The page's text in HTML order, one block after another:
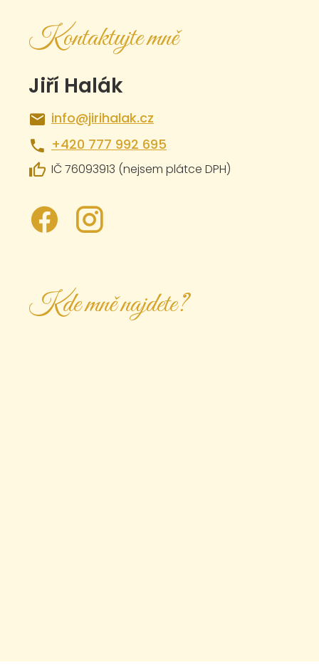
Kontaktujte mně
Jiří Halák
info@jirihalak.cz
+420 777 992 695
IČ 76093913 (nejsem plátce DPH)
Kde mně najdete?